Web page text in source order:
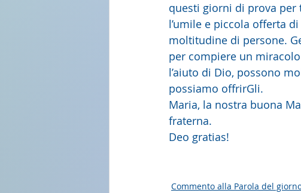
questi giorni di prova per
l’umile e piccola offerta
moltitudine di persone.
per compiere un
l’aiuto di Dio, possono
possiamo offrirGli.
Maria, la nostra buona
fraterna.
Deo gratias!
Commento alla Parola del